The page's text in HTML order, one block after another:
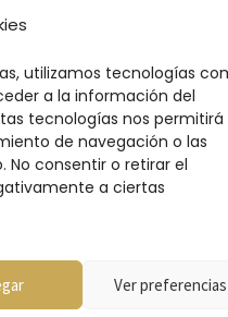
utilizamos tecnologías
a la información del
tecnologías nos permitirá
de navegación o las
No consentir o retirar el
a ciertas
Ver preferencias